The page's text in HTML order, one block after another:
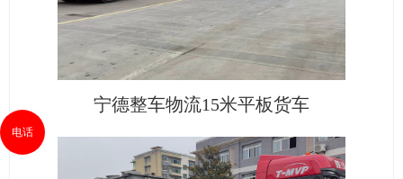
宁德整车物流15米平板货车
电话